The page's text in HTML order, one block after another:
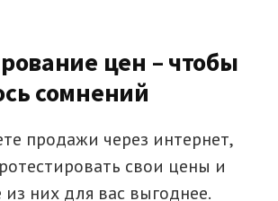
цен – чтобы
сомнений
продажи через интернет,
свои цены и
из них для вас выгоднее.